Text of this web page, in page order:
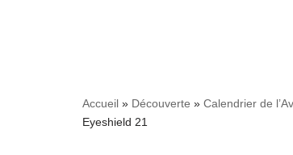
Accueil » Découverte » Calendrier de
Eyeshield 21